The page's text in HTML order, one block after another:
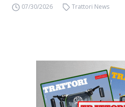
07/30/2026 Trattori News